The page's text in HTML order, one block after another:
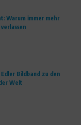
Warum immer mehr
Edler Bildband zu den
Welt